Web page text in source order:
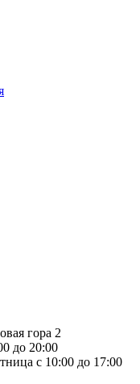
гора 2
до 20:00
с 10:00 до 17:00